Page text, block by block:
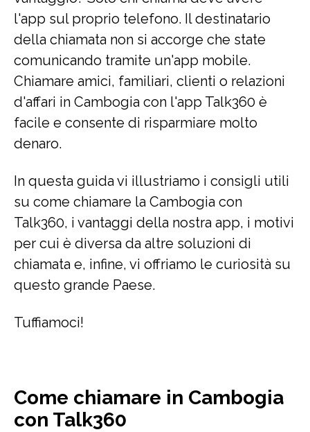
l'app sul proprio telefono. Il destinatario
della chiamata non si accorge che state
comunicando tramite un'app mobile.
Chiamare amici, familiari, clienti o relazioni
d'affari in Cambogia con l'app Talk360 è
facile e consente di risparmiare molto
denaro.
In questa guida vi illustriamo i consigli utili
su come chiamare la Cambogia con
Talk360, i vantaggi della nostra app, i motivi
per cui è diversa da altre soluzioni di
chiamata e, infine, vi offriamo le curiosità su
questo grande Paese.
Tuffiamoci!
Come chiamare in Cambogia
con Talk360